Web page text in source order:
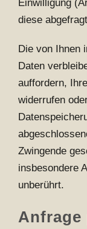
Einwilligung
diese
Die von Ihnen
Daten
auffordern,
widerrufen
Zwingende
insbesondere
unberührt.
Anfrage